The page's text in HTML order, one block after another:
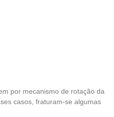
por mecanismo de rotação da
casos, fraturam-se algumas